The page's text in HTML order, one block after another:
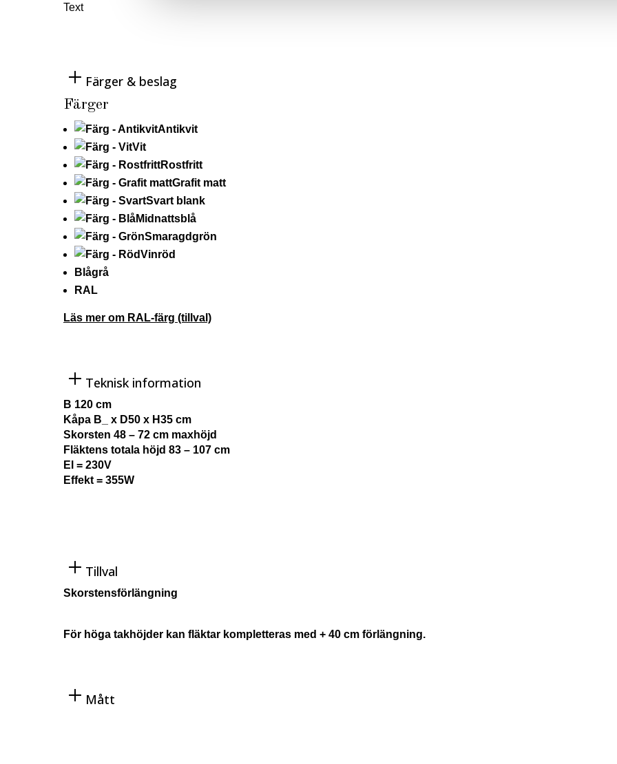
Text
Färger & beslag
Färger
Antikvit
Vit
Rostfritt
Grafit matt
Svart blank
Midnattsblå
Smaragdgrön
Vinröd
Blågrå
RAL
Läs mer om RAL-färg (tillval)
Teknisk information
B 120 cm
Kåpa B_ x D50 x H35 cm
Skorsten 48 – 72 cm maxhöjd
Fläktens totala höjd 83 – 107 cm
El = 230V
Effekt = 355W
Tillval
Skorstensförlängning
För höga takhöjder kan fläktar kompletteras med + 40 cm förlängning.
Mått